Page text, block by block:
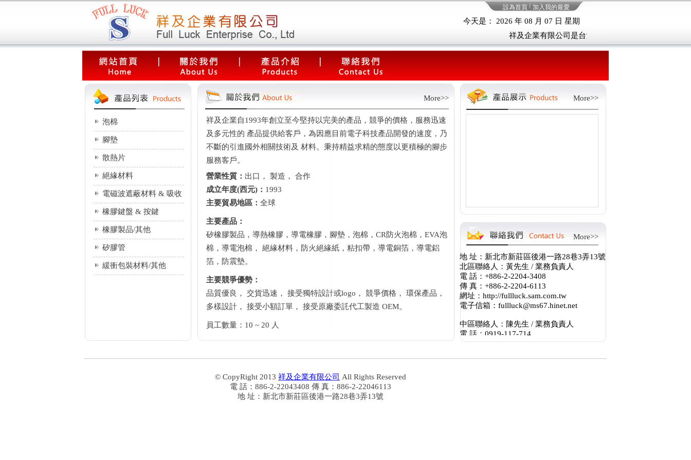
設為首頁 加入我的最愛
今天是： 2026 年 08 月 07 日 星期
祥及企業有限公司是台灣專業的供貨商，竭誠為您提
泡棉
腳墊
散熱片
絕緣材料
電磁波遮蔽材料 & 吸收
器
橡膠鍵盤 & 按鍵
橡膠製品/其他
矽膠管
緩衝包裝材料/其他
More>>
祥及企業自1993年創立至今堅持以完美的產品，競爭的價格，服務迅速
及多元性的 產品提供給客戶，為因應目前電子科技產品開發的速度，乃
不斷的引進國外相關技術及 材料。秉持精益求精的態度以更積極的腳步
服務客戶。
營業性質： 出口， 製造， 合作
成立年度(西元)： 1993
主要貿易地區： 全球
主要產品：
矽橡膠製品，導熱橡膠，導電橡膠，腳墊，泡棉，CR防火泡棉，EVA泡
棉，導電泡棉， 絕緣材料，防火絕緣紙，粘扣帶，導電銅箔，導電鋁
箔，防震墊。
主要競爭優勢：
品質優良， 交貨迅速， 接受獨特設計或logo， 競爭價格， 環保產品，
多樣設計， 接受小額訂單， 接受原廠委託代工製造 OEM。
員工數量：10 ~ 20 人
More>>
More>>
地 址：新北市新莊區後港一路28巷3弄13號
北區聯絡人：黃先生 / 業務負責人
電 話：+886-2-2204-3408
傳 真：+886-2-2204-6113
網址：http://fullluck.sam.com.tw
電子信箱：fullluck@ms67.hinet.net
中區聯絡人：陳先生 / 業務負責人
電 話：0919-117-714
LINE：fullluck168
© CopyRight 2013 祥及企業有限公司 All Rights Reserved
電 話：886-2-22043408 傳 真：886-2-22046113
地 址：新北市新莊區後港一路28巷3弄13號